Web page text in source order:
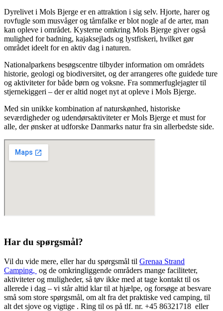
Dyrelivet i Mols Bjerge er en attraktion i sig selv. Hjorte, harer og
rovfugle som musvåger og tårnfalke er blot nogle af de arter, man
kan opleve i området. Kysterne omkring Mols Bjerge giver også
mulighed for badning, kajaksejlads og lystfiskeri, hvilket gør
området ideelt for en aktiv dag i naturen.
Nationalparkens besøgscentre tilbyder information om områdets
historie, geologi og biodiversitet, og der arrangeres ofte guidede ture
og aktiviteter for både børn og voksne. Fra sommerfuglejagter til
stjernekiggeri – der er altid noget nyt at opleve i Mols Bjerge.
Med sin unikke kombination af naturskønhed, historiske
seværdigheder og udendørsaktiviteter er Mols Bjerge et must for
alle, der ønsker at udforske Danmarks natur fra sin allerbedste side.
Har du spørgsmål?
Vil du vide mere, eller har du spørgsmål til Grenaa Strand
Camping, og de omkringliggende områders mange faciliteter,
aktiviteter og muligheder, så tøv ikke med at tage kontakt til os
allerede i dag – vi står altid klar til at hjælpe, og forsøge at besvare
små som store spørgsmål, om alt fra det praktiske ved camping, til
alt det sjove og vigtige . Ring til os på tlf. nr. +45 86321718 eller